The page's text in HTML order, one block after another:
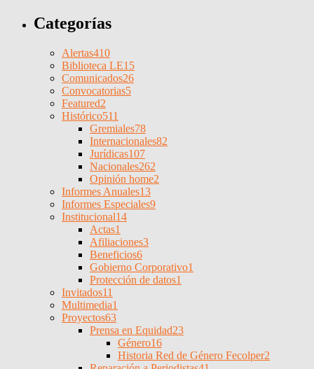
Categorías
Alertas410
Biblioteca LE15
Comunicados26
Convocatorias5
Featured2
Histórico511
Gremiales78
Internacionales82
Jurídicas107
Nacionales262
Opinión home2
Informes Anuales13
Informes Especiales9
Institucional14
Actas1
Afiliaciones3
Beneficios6
Gobierno Corporativo1
Protección de datos1
Invitados11
Multimedia1
Proyectos63
Prensa en Equidad23
Género16
Historia Red de Género Fecolper2